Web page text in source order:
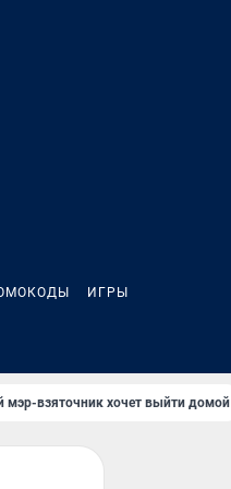
ИГРЫ
мэр-взяточник хочет выйти домой